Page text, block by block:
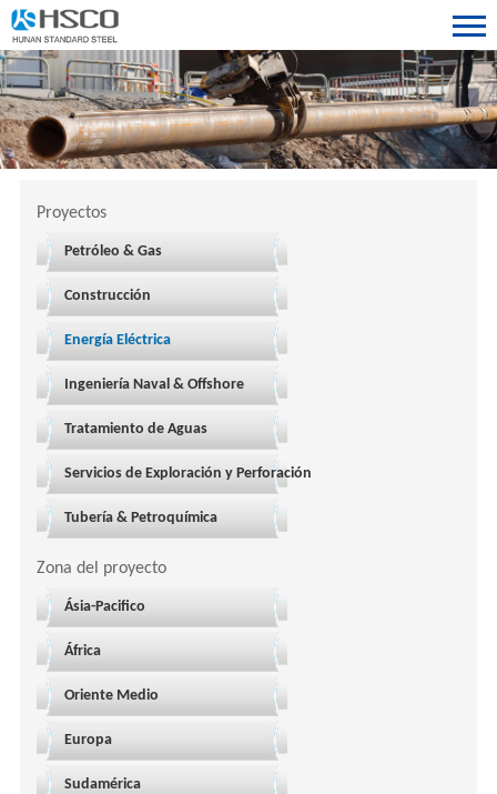
Proyectos
Petróleo & Gas
Construcción
Energía Eléctrica
Ingeniería Naval & Offshore
Tratamiento de Aguas
Servicios de Exploración y Perforación
Tubería & Petroquímica
Zona del proyecto
Ásia-Pacifico
África
Oriente Medio
Europa
Sudamérica